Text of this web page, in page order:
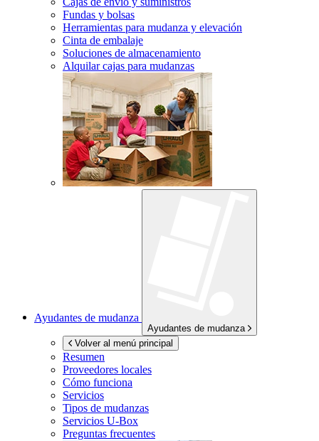
Fundas y bolsas
Herramientas para mudanza y elevación
Cinta de embalaje
Soluciones de almacenamiento
Alquilar cajas para mudanzas
Ayudantes de mudanza
Ayudantes de mudanza
Volver al menú principal
Resumen
Proveedores locales
Cómo funciona
Servicios
Tipos de mudanzas
Servicios U-Box
Preguntas frecuentes